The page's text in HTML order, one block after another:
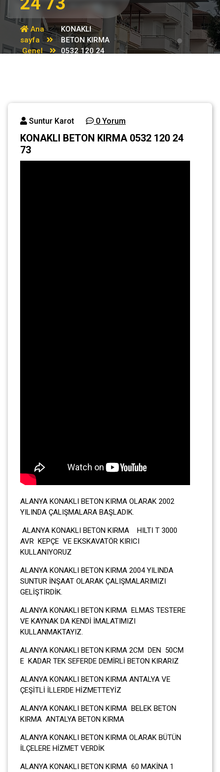
Ana
sayfa
Genel
KONAKLI
BETON KIRMA
0532 120 24
Suntur Karot 0 Yorum
KONAKLI BETON KIRMA 0532 120 24
73
ALANYA KONAKLI BETON KIRMA OLARAK 2002
YILINDA ÇALIŞMALARA BAŞLADIK.
ALANYA KONAKLI BETON KIRMA HILTI T 3000
AVR KEPÇE VE EKSKAVATÖR KIRICI
KULLANIYORUZ
ALANYA KONAKLI BETON KIRMA 2004 YILINDA
SUNTUR İNŞAAT OLARAK ÇALIŞMALARIMIZI
GELİŞTİRDİK.
ALANYA KONAKLI BETON KIRMA ELMAS TESTERE
VE KAYNAK DA KENDİ İMALATIMIZI
KULLANMAKTAYIZ.
ALANYA KONAKLI BETON KIRMA 2CM DEN 50CM
E KADAR TEK SEFERDE DEMİRLİ BETON KIRARIZ
ALANYA KONAKLI BETON KIRMA ANTALYA VE
ÇEŞİTLİ İLLERDE HİZMETTEYİZ
ALANYA KONAKLI BETON KIRMA BELEK BETON
KIRMA ANTALYA BETON KIRMA
ALANYA KONAKLI BETON KIRMA OLARAK BÜTÜN
İLÇELERE HİZMET VERDİK
ALANYA KONAKLI BETON KIRMA 60 MAKİNA 1